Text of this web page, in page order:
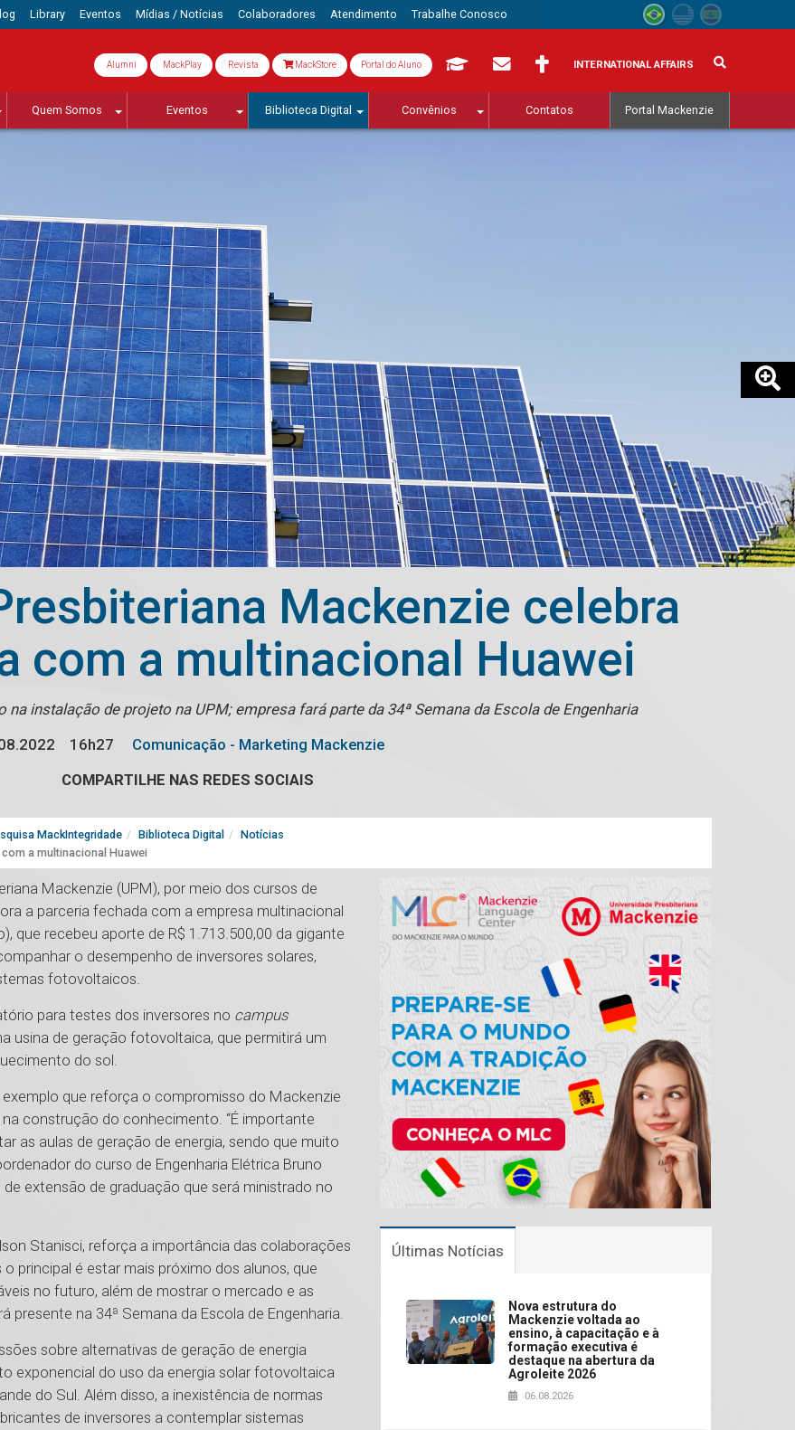
Library Eventos Mídias / Notícias Colaboradores Atendimento Trabalhe Conosco
Alumni MackPlay Revista MackStore Portal do Aluno INTERNATIONAL AFFAIRS
Quem Somos Eventos Biblioteca Digital Convênios Contatos Portal Mackenzie
Mackenzie celebra
com a multinacional Huawei
na instalação de projeto na UPM; empresa fará parte da 34ª Semana da Escola de Engenharia
16h27
Comunicação - Marketing Mackenzie
COMPARTILHE NAS REDES SOCIAIS
MackIntegridade Biblioteca Digital
Notícias
a multinacional Huawei
Mackenzie (UPM), por meio dos cursos de
a parceria fechada com a empresa multinacional
que recebeu aporte de R$ 1.713.500,00 da gigante
o desempenho de inversores solares,
fotovoltaicos.
para testes dos inversores no campus
usina de geração fotovoltaica, que permitirá um
do sol.
que reforça o compromisso do Mackenzie
construção do conhecimento. “É importante
as aulas de geração de energia, sendo que muito
do curso de Engenharia Elétrica Bruno
extensão de graduação que será ministrado no
Stanisci, reforça a importância das colaborações
principal é estar mais próximo dos alunos, que
no futuro, além de mostrar o mercado e as
presente na 34ª Semana da Escola de Engenharia.
sobre alternativas de geração de energia
exponencial do uso da energia solar fotovoltaica
do Sul. Além disso, a inexistência de normas
de inversores a contemplar sistemas
Últimas Notícias
Nova estrutura do
Mackenzie voltada ao
ensino, à capacitação e à
formação executiva é
destaque na abertura da
Agroleite 2026
06.08.2026